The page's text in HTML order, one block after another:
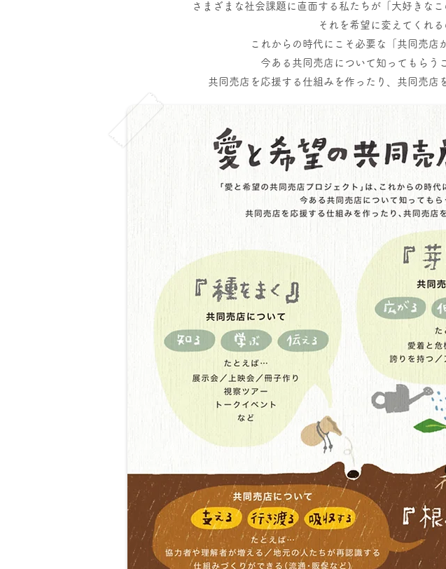
さまざまな社会課題に直面する私たちが 「大好きな
それを 希望に変えてくれ
これからの時代にこそ必要な「共同売店
今ある共同売店について知ってもらう
共同売店を応援する仕組みを作ったり、共同売店